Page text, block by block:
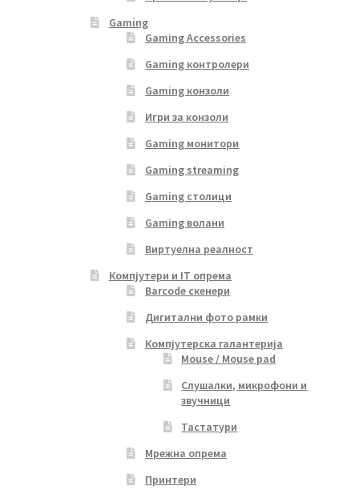
Gaming
Gaming Accessories
Gaming контролери
Gaming конзоли
Игри за конзоли
Gaming монитори
Gaming streaming
Gaming столици
Gaming волани
Виртуелна реалност
Компјутери и IT опрема
Barcode скенери
Дигитални фото рамки
Компјутерска галантерија
Mouse / Mouse pad
Слушалки, микрофони и
звучници
Тастатури
Мрежна опрема
Принтери